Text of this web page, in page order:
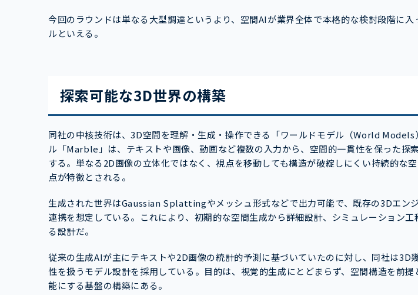
今回のラウンドは単なる大型調達というより、空間AIが業界全体で本格的な検討段階に入
ルといえる。
探索可能な3D世界の構築
同社の中核技術は、3D空間を理解・生成・操作できる「ワールドモデル（World Models
ル「Marble」は、テキストや画像、動画など複数の入力から、空間的一貫性を保った探
する。単なる2D画像の立体化ではなく、視点を移動しても構造が破綻しにくい持続的な
点が特徴とされる。
生成された世界はGaussian Splattingやメッシュ形式などで出力可能で、既存の3Dエン
連携を想定している。これにより、初期的な空間生成から詳細設計、シミュレーション
る設計だ。
従来の生成AIが主にテキストや2D画像の統計的予測に基づいていたのに対し、同社は3D
性を扱うモデル設計を採用している。目的は、視覚的生成にとどまらず、空間構造を前提
能にする基盤の構築にある。